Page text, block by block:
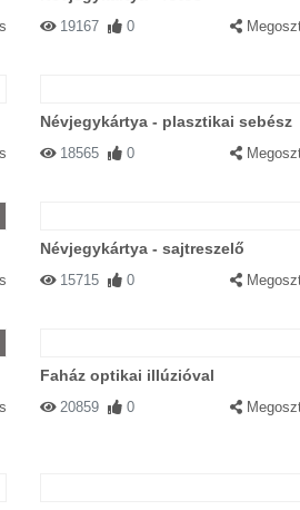
19167 0
Névjegykártya - plasztikai sebész
18565 0
Névjegykártya - sajtreszelő
15715 0
Faház optikai illúzióval
20859 0